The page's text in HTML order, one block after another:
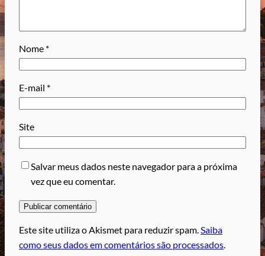
Nome *
E-mail *
Site
Salvar meus dados neste navegador para a próxima
vez que eu comentar.
Este site utiliza o Akismet para reduzir spam.Saiba
como seus dados em comentários são processados.